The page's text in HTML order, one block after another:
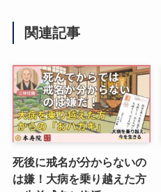
関連記事
死後に戒名が分からないの
は嫌！大病を乗り越えた方